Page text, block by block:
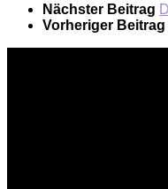
Nächster Beitrag
Vorheriger Beitrag